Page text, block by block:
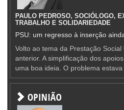
PAULO PEDROSO, SOCIÓLOGO,
TRABALHO E SOLIDARIEDADE
PSU: um regresso à inserção
Volto ao tema da Prestação
anterior. A simplificação dos
uma boa ideia. O problema estava
OPINIÃO